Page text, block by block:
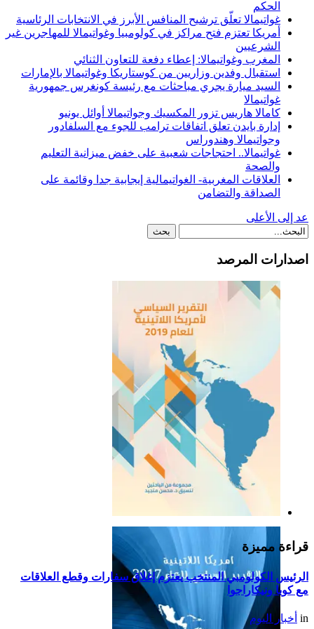
الحكم
غواتيمالا تعلّق ترشيح المنافس الأبرز في الانتخابات الرئاسية
أمريكا تعتزم فتح مراكز في كولومبيا وغواتيمالا للمهاجرين غير
الشرعيين
المغرب وغواتيمالا: إعطاء دفعة للتعاون الثنائي
استقبال وفدين وزاريين من كوستاريكا وغواتيمالا بالإمارات
السيد ميارة يجري مباحثات مع رئيسة كونغرس جمهورية
غواتيمالا
كامالا هاريس تزور المكسيك وجواتيمالا أوائل يونيو
إدارة بايدن تعلق اتفاقات ترامب للجوء مع السلفادور
وجواتيمالا وهندوراس
غواتيمالا.. احتجاجات شعبية على خفض ميزانية التعليم
والصحة
العلاقات المغربية- الغواتيمالية إيجابية جدا وقائمة على
الصداقة والتضامن
عد إلى الأعلى
اصدارات المرصد
التقرير السياسي لأمريكا
اللاتينية للعام 2019
قراءة مميزة
الرئيس الكولومبي المنتخب يعتزم إغلاق سفارات وقطع العلاقات
مع كوبا ونيكاراجوا
in أخبار اليوم